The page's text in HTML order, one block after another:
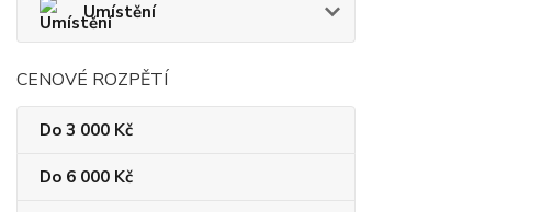
Umístění
CENOVÉ ROZPĚTÍ
Do 3 000 Kč
Do 6 000 Kč